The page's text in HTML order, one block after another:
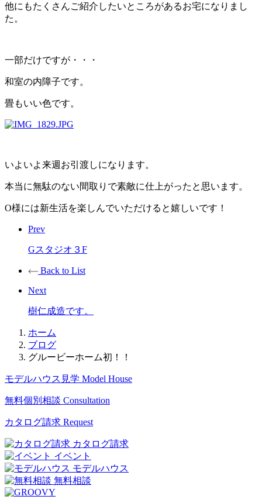
他にもたくさんご紹介したいところがあるお宅になりまし
た。
一部だけですが・・・
和室の内障子です。
畳もいい色です。
いよいよ来週お引渡しになります。
本当に無駄のない間取りで素敵に仕上がったと思います。
O様には新生活を楽しんでいただけると嬉しいです！
Prev
Gスタジオ３F
Back to List
Next
樹仁成造です。
ホーム
ブログ
グルービーホーム初！！
モデルハウス見学 Model House
無料個別相談 Consultation
カタログ請求 Request
カタログ請求
イベント
モデルハウス
無料相談